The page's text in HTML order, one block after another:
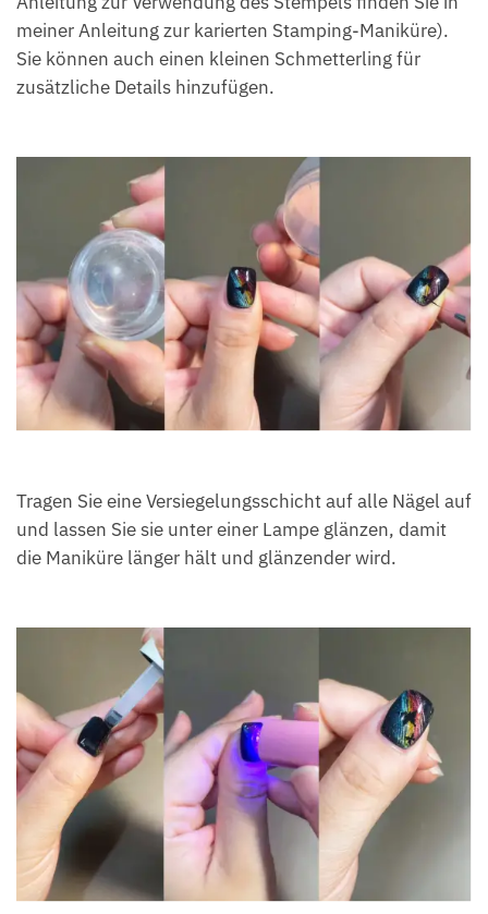
meiner Anleitung zur karierten Stamping-Maniküre).
Sie können auch einen kleinen Schmetterling für
zusätzliche Details hinzufügen.
Tragen Sie eine Versiegelungsschicht auf alle Nägel auf
und lassen Sie sie unter einer Lampe glänzen, damit
die Maniküre länger hält und glänzender wird.